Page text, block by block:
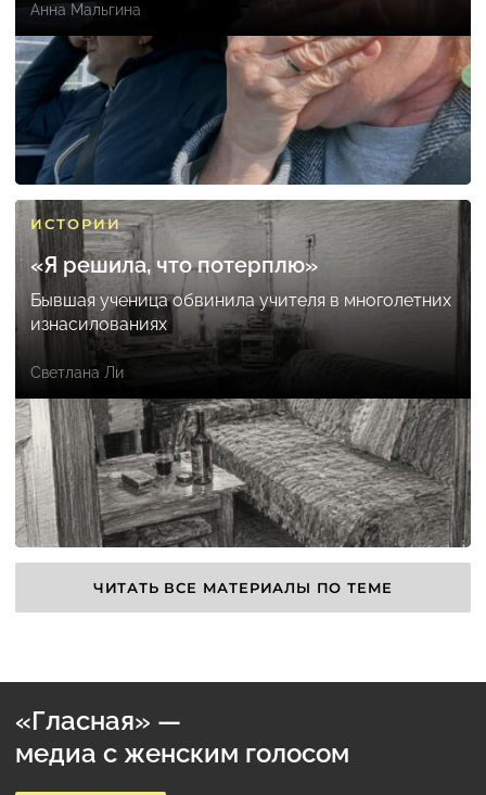
Анна Мальгина
ИСТОРИИ
«Я решила, что потерплю»
Бывшая ученица обвинила учителя в многолетних
изнасилованиях
Светлана Ли
ЧИТАТЬ ВСЕ МАТЕРИАЛЫ ПО ТЕМЕ
«Гласная» —
медиа с женским голосом